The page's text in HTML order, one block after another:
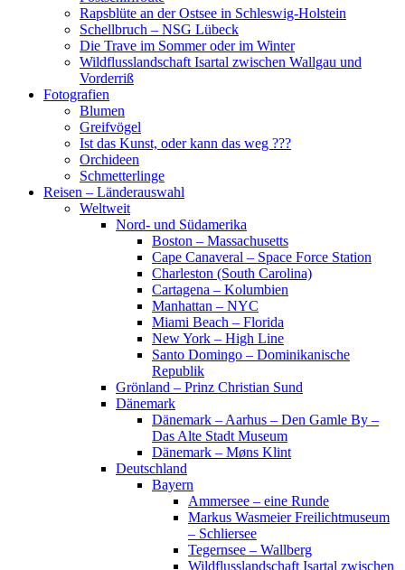
Rapsblüte an der Ostsee in Schleswig-Holstein
Schellbruch – NSG Lübeck
Die Trave im Sommer oder im Winter
Wildflusslandschaft Isartal zwischen Wallgau und
Vorderriß
Fotografien
Blumen
Greifvögel
Ist das Kunst, oder kann das weg ???
Orchideen
Schmetterlinge
Reisen – Länderauswahl
Weltweit
Nord- und Südamerika
Boston – Massachusetts
Cape Canaveral – Space Force Station
Charleston (South Carolina)
Cartagena – Kolumbien
Manhattan – NYC
Miami Beach – Florida
New York – High Line
Santo Domingo – Dominikanische
Republik
Grönland – Prinz Christian Sund
Dänemark
Dänemark – Aarhus – Den Gamle By –
Das Alte Stadt Museum
Dänemark – Møns Klint
Deutschland
Bayern
Ammersee – eine Runde
Markus Wasmeier Freilichtmuseum
– Schliersee
Tegernsee – Wallberg
Wildflusslandschaft Isartal zwischen